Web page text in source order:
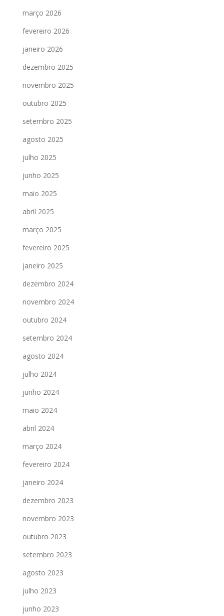
março 2026
fevereiro 2026
janeiro 2026
dezembro 2025
novembro 2025
outubro 2025
setembro 2025
agosto 2025
julho 2025
junho 2025
maio 2025
abril 2025
março 2025
fevereiro 2025
janeiro 2025
dezembro 2024
novembro 2024
outubro 2024
setembro 2024
agosto 2024
julho 2024
junho 2024
maio 2024
abril 2024
março 2024
fevereiro 2024
janeiro 2024
dezembro 2023
novembro 2023
outubro 2023
setembro 2023
agosto 2023
julho 2023
junho 2023